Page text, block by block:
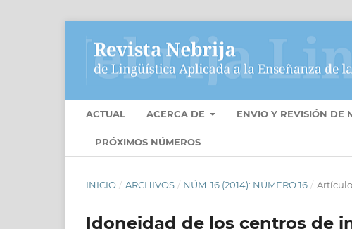
ACTUAL ACERCA DE ENVIO Y REVISIÓN DE
PRÓXIMOS NÚMEROS
INICIO / ARCHIVOS / NÚM. 16 (2014): NÚMERO 16 /
Idoneidad de los centros de